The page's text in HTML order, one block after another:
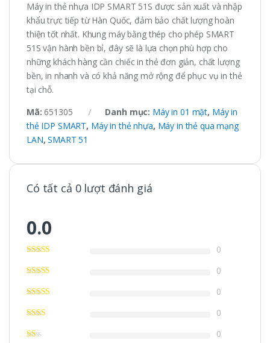
Máy in thẻ nhựa IDP SMART 51S được sản xuất và nhập
khẩu trực tiếp từ Hàn Quốc, đảm bảo chất lượng hoàn
thiện tốt nhất. Khung máy bằng thép cho phép SMART
51S vận hành bền bỉ, đây sẽ là lựa chọn phù hợp cho
những khách hàng cần chiếc in thẻ đơn giản, chất lượng
bền, in nhanh và có khả năng mở rộng để phục vụ in thẻ
tại chỗ.
Mã: 651305 Danh mục: Máy in 01 mặt, Máy in
thẻ IDP SMART, Máy in thẻ nhựa, Máy in thẻ qua mạng
LAN,SMART 51
Có tất cả 0 lượt đánh giá
0.0
0
0
0
0
0